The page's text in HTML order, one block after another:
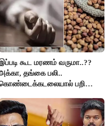
கூட மரணம் வருமா..??
தங்கை பலி..
பறிபோன